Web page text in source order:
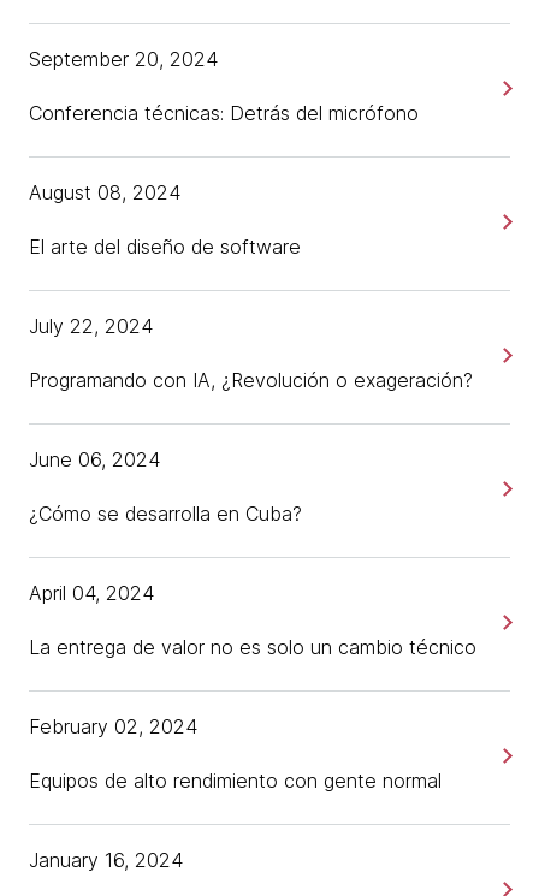
Conferencia técnicas: Detrás del micrófono
September 20, 2024
El arte del diseño de software
August 08, 2024
Programando con IA, ¿Revolución o exageración?
July 22, 2024
¿Cómo se desarrolla en Cuba?
June 06, 2024
La entrega de valor no es solo un cambio técnico
April 04, 2024
Equipos de alto rendimiento con gente normal
February 02, 2024
January 16, 2024